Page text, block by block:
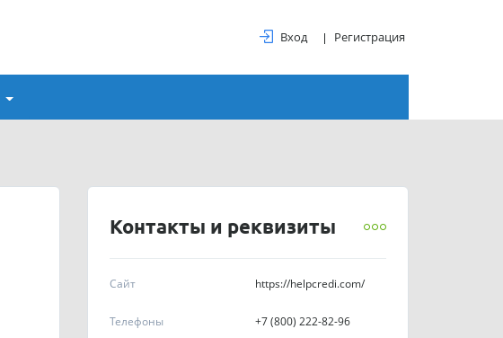
Вход Регистрация
Контакты и реквизиты
Сайт https://helpcredi.com/
Телефоны +7 (800) 222-82-96